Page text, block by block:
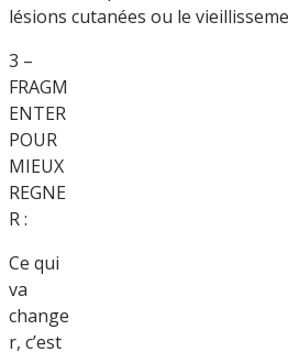
lésions cutanées ou le
3 –
FRAGM
ENTER
POUR
MIEUX
REGNE
R :
Ce qui
va
change
r, c’est